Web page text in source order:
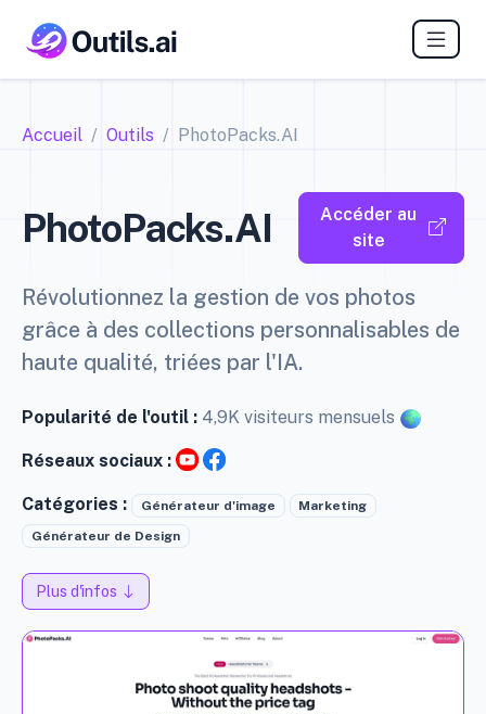
Accueil Outils PhotoPacks.AI
PhotoPacks.AI
Accéder au
site
Révolutionnez la gestion de vos photos
grâce à des collections personnalisables de
haute qualité, triées par l'IA.
Popularité de l'outil : 4,9K visiteurs mensuels
Réseaux sociaux :
Catégories : Générateur d'image Marketing
Générateur de Design
Plus d'infos